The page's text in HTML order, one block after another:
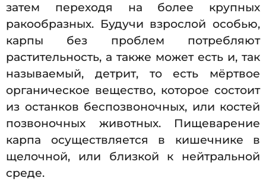
затем переходя на более крупных
ракообразных. Будучи взрослой особью,
карпы без проблем потребляют
растительность, а также может есть и, так
называемый, детрит, то есть мёртвое
органическое вещество, которое состоит
из останков беспозвоночных, или костей
позвоночных животных. Пищеварение
карпа осуществляется в кишечнике в
щелочной, или близкой к нейтральной
среде.